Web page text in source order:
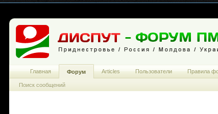
Главная Форум
Поиск сообщений
Articles Пользователи Правила